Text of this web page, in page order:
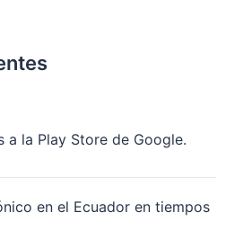
a la Play Store de Google.
en el Ecuador en tiempos